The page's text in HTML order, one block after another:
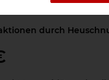
durch